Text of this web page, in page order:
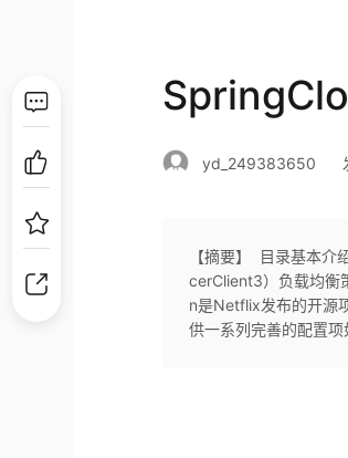
yd_249383650
【摘要】 ​ 目录基本
cerClient3）负载均衡
n是Netflix发布的开源
供一系列完善的配置